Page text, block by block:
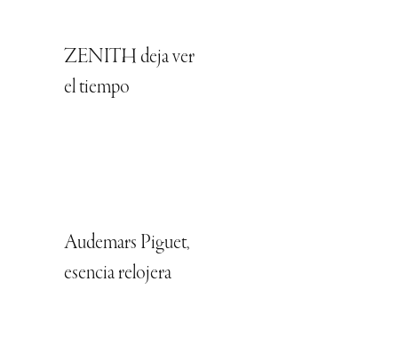
ZENITH deja ver
el tiempo
Audemars Piguet,
esencia relojera